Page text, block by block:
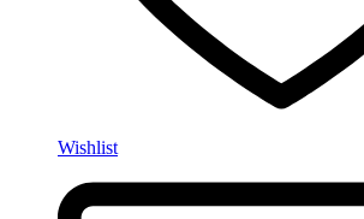
Wishlist